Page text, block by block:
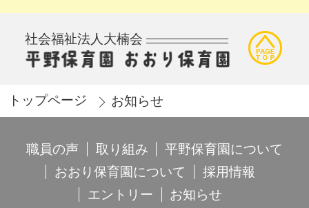
社会福祉法人大楠会
トップページ お知らせ
職員の声 取り組み
平野保育園について
おおり保育園について
採用情報
エントリー
お知らせ